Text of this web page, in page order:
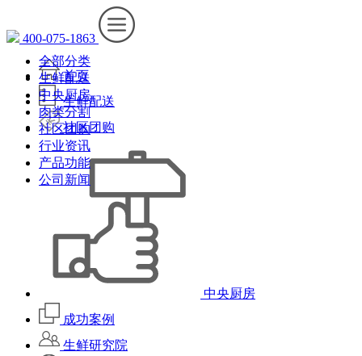
400-075-1863
首页
生鲜配送
社区团购
中央厨房
成功案例
生鲜研究院
全部分类
生鲜配送
中央厨房
肉类分割
社区团购
行业资讯
产品功能
公司新闻